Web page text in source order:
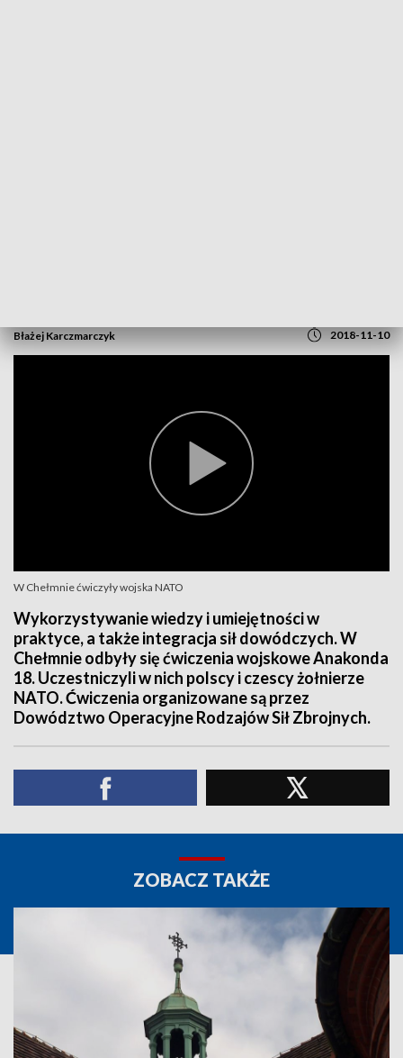
Błażej Karczmarczyk 2018-11-10
W Chełmnie ćwiczyły wojska NATO
Wykorzystywanie wiedzy i umiejętności w
praktyce, a także integracja sił dowódczych. W
Chełmnie odbyły się ćwiczenia wojskowe Anakonda
18. Uczestniczyli w nich polscy i czescy żołnierze
NATO. Ćwiczenia organizowane są przez
Dowództwo Operacyjne Rodzajów Sił Zbrojnych.
ZOBACZ TAKŻE